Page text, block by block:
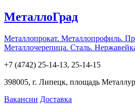
МеталлоГрад
Металлопрокат. Металлопрофиль.
Металлочерепица. Сталь.
+7 (4742) 25-14-13, 25-14-15
398005, г. Липецк, площадь
Вакансии Доставка